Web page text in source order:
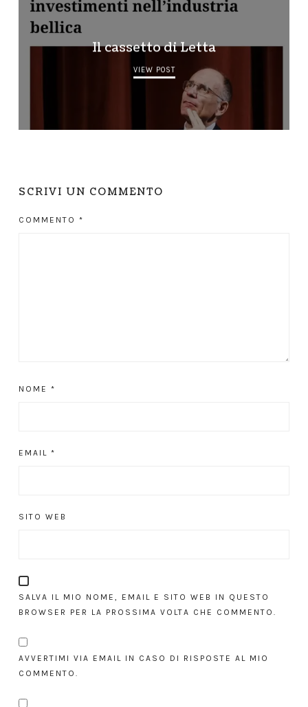
Il cassetto di Letta
VIEW POST
SCRIVI UN COMMENTO
COMMENTO *
NOME *
EMAIL *
SITO WEB
SALVA IL MIO NOME, EMAIL E SITO WEB IN QUESTO
BROWSER PER LA PROSSIMA VOLTA CHE COMMENTO.
AVVERTIMI VIA EMAIL IN CASO DI RISPOSTE AL MIO
COMMENTO.